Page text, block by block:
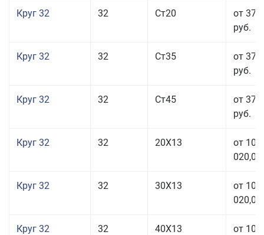
Круг 32 32 Ст20
от 37
руб.
Круг 32 32 Ст35
от 37
руб.
Круг 32 32 Ст45
от 37
руб.
Круг 32 32 20Х13
от 101
020,00
Круг 32 32 30Х13
от 101
020,00
Круг 32 32 40Х13
от 101